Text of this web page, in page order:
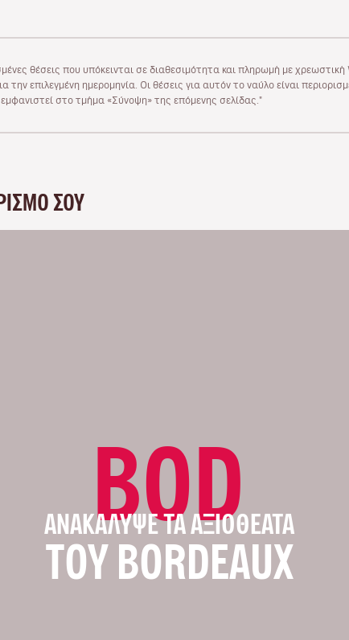
θέσεις που υπόκεινται σε διαθεσιμότητα και πληρωμή με
την επιλεγμένη ημερομηνία. Οι θέσεις για αυτόν το ναύλο είναι
στο τμήμα «Σύνοψη» της επόμενης σελίδας."
ΣΟΥ
BOD
ΑΝΑΚΆΛΥΨΕ ΤΑ ΑΞΙΟΘΈΑΤΑ
ΤΟΥ BORDEAUX